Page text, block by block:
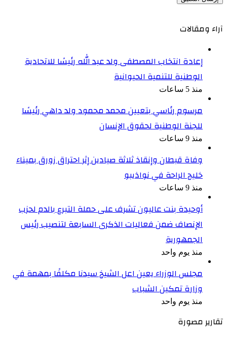
آراء ومقالات
إعادة انتخاب المصطفى ولد عبد الله رئيسًا للاتحادية
الوطنية للتنمية الحيوانية
منذ 5 ساعات
مرسوم رئاسي بتعيين محمد محمود ولد داهي رئيسًا
للجنة الوطنية لحقوق الإنسان
منذ 9 ساعات
وفاة قبطان وإنقاذ ثلاثة صيادين إثر احتراق زورق بميناء
خليج الراحة في نواذيبو
منذ 9 ساعات
أوحيدة بنت عاليون تشرف على حملة التبرع بالدم لحزب
الإنصاف ضمن فعاليات الذكرى السابعة لتنصيب رئيس
الجمهورية
منذ يوم واحد
مجلس الوزراء يعين اعل الشيخ سيدنا مكلفًا بمهمة في
وزارة تمكين الشباب
منذ يوم واحد
تقارير مصورة